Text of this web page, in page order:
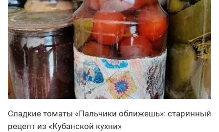
Сладкие томаты «Пальчики оближешь»: старинный
рецепт из «Кубанской кухни»